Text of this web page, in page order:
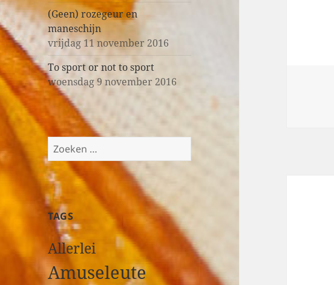
(Geen) rozegeur en
maneschijn
vrijdag 11 november 2016
To sport or not to sport
woensdag 9 november 2016
Z
o
e
k
e
n
a
a
r
TAGS
Allerlei
Amuseleute